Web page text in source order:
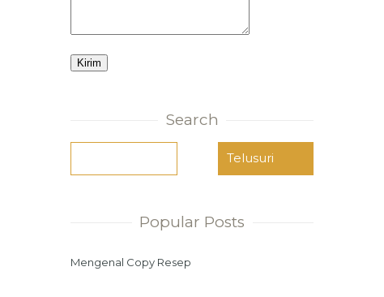
Search
Popular Posts
Mengenal Copy Resep